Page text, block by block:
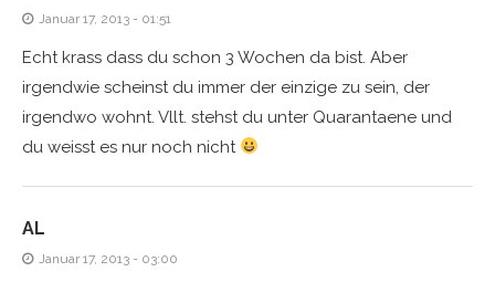
Januar 17, 2013 - 01:51
Echt krass dass du schon 3 Wochen da bist. Aber
irgendwie scheinst du immer der einzige zu sein, der
irgendwo wohnt. Vllt. stehst du unter Quarantaene und
du weisst es nur noch nicht
AL
Januar 17, 2013 - 03:00